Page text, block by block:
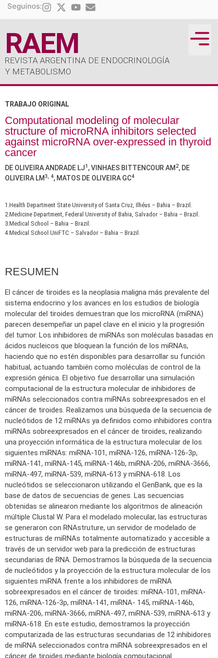
Seguinos:
RAEM
REVISTA ARGENTINA DE ENDOCRINOLOGÍA
Y METABOLISMO
TRABAJO ORIGINAL
Computational modeling of molecular
structure of microRNA inhibitors selected
against microRNA over-expressed in thyroid
cancer
DE OLIVEIRA ANDRADE LJ1 , VINHAES BITTENCOUR AM2, DE
OLIVEIRA LM3, 4, MATOS DE OLIVEIRA GC4
1.Health Department State University of Santa Cruz, Ilhéus – Bahia – Brazil.
2.Medicine Department, Federal University of Bahia, Salvador – Bahia – Brazil.
3.Medical School – Bahia – Brazil.
4.Medical School UniFTC – Salvador – Bahia – Brazil.
RESUMEN
El cáncer de tiroides es la neoplasia maligna más prevalente del
sistema endocrino y los avances en los estudios de biología
molecular del tiroides demuestran que los microRNA (miRNA)
parecen desempeñar un papel clave en el inicio y la progresión
del tumor. Los inhibidores de miRNAs son moléculas basadas en
ácidos nucleicos que bloquean la función de los miRNAs,
haciendo que no estén disponibles para desarrollar su función
habitual, actuando también como moléculas de control de la
expresión génica. El objetivo fue desarrollar una simulación
computacional de la estructura molecular de inhibidores de
miRNAs seleccionados contra miRNAs sobreexpresados en el
cáncer de tiroides. Realizamos una búsqueda de la secuencia de
nucleótidos de 12 miRNAs ya definidos como inhibidores contra
miRNAs sobreexpresados en el cáncer de tiroides, realizando
una proyección informática de la estructura molecular de los
siguientes miRNAs: miRNA-101, miRNA-126, miRNA-126-3p,
miRNA-141, miRNA-145, miRNA-146b, miRNA-206, miRNA-3666,
miRNA-497, miRNA-539, miRNA-613 y miRNA-618. Los
nucleótidos se seleccionaron utilizando el GenBank, que es la
base de datos de secuencias de genes. Las secuencias
obtenidas se alinearon mediante los algoritmos de alineación
múltiple Clustal W. Para el modelado molecular, las estructuras
se generaron con RNAstruture, un servidor de modelado de
estructuras de miRNAs totalmente automatizado y accesible a
través de un servidor web para la predicción de estructuras
secundarias de RNA. Demostramos la búsqueda de la secuencia
de nucleótidos y la proyección de la estructura molecular de los
siguientes miRNA frente a los inhibidores de miRNA
sobreexpresados en el cáncer de tiroides: miRNA-101, miRNA-
126, miRNA-126-3p, miRNA-141, miRNA- 145, miRNA-146b,
miRNA-206, miRNA-3666, miRNA-497, miRNA-539, miRNA-613 y
miRNA-618. En este estudio, demostramos la proyección
computarizada de las estructuras secundarias de 12 inhibidores
de miRNA seleccionados contra miRNA sobreexpresados en el
cáncer de tiroides mediante biología computacional.